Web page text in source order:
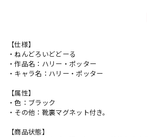
【仕様】
・ねんどろいどどーる
・作品名：ハリー・ポッター
・キャラ名：ハリー・ポッター
【属性】
・色：ブラック
・その他：靴裏マグネット付き。
【商品状態】